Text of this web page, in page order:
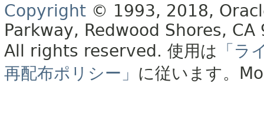
Copyright © 1993, 2018,
Parkway, Redwood Shores, CA
All rights reserved. 使用は 「ラ
再配布ポリシー」 に従います。